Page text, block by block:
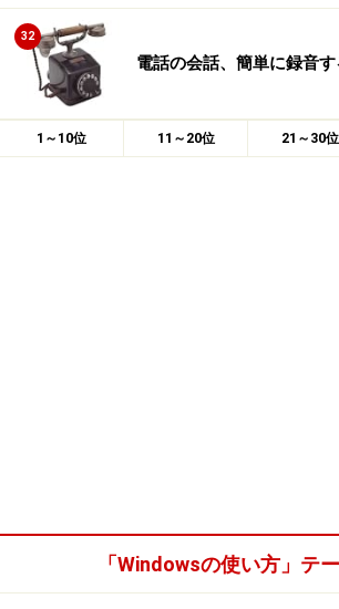
32
電話の会話、簡単に録音
1～10位 11～20位 21～30位
「Windowsの使い方」テ